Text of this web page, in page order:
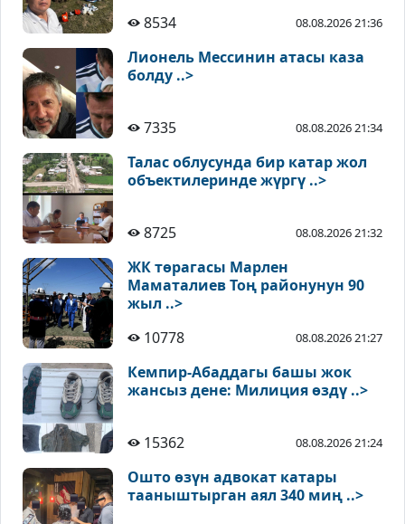
8534
08.08.2026 21:36
Лионель Мессинин атасы каза
болду ..>
7335 08.08.2026 21:34
Талас облусунда бир катар жол
объектилеринде жүргү ..>
8725 08.08.2026 21:32
ЖК төрагасы Марлен
Маматалиев Тоң районунун 90
жыл ..>
10778
08.08.2026 21:27
Кемпир-Абаддагы башы жок
жансыз дене: Милиция өздү ..>
15362 08.08.2026 21:24
Ошто өзүн адвокат катары
тааныштырган аял 340 миң ..>